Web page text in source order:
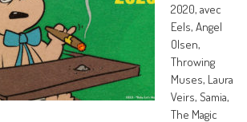
2020, avec
Eels, Angel
Olsen,
Throwing
Muses, Laura
Veirs, Samia,
The Magic